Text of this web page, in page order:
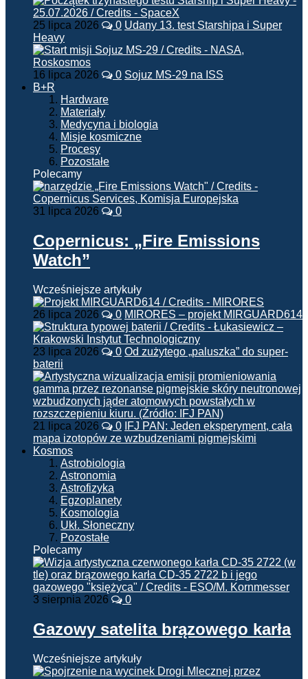
25 lipca 2026 0 Udany 13. test Starshipa i Super
Heavy
16 lipca 2026 0 Sojuz MS-29 na ISS
B+R
Hardware
Materiały
Medycyna i biologia
Misje kosmiczne
Procesy
Pozostałe
Polecamy
31 lipca 2026 0
Copernicus: „Fire Emissions
Watch”
Wcześniejsze artykuły
26 lipca 2026 0 MIRORES – projekt MIRGUARD614
23 lipca 2026 0 Od zużytego „paluszka” do super-
baterii
21 lipca 2026 0 IFJ PAN: Jeden eksperyment, cała
mapa izotopów ze wzbudzeniami pigmejskimi
Kosmos
Astrobiologia
Astronomia
Astrofizyka
Egzoplanety
Kosmologia
Ukł. Słoneczny
Pozostałe
Polecamy
3 sierpnia 2026 0
Gazowy satelita brązowego karła
Wcześniejsze artykuły